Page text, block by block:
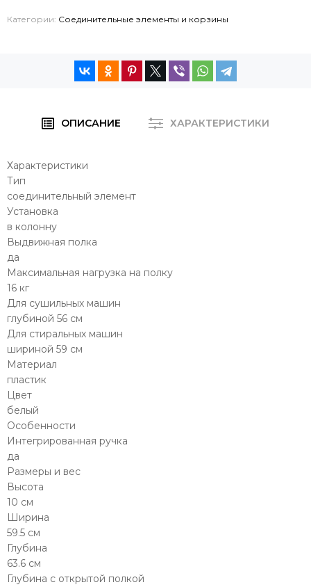
Категории: Соединительные элементы и корзины
ОПИСАНИЕ ХАРАКТЕРИСТИКИ
Характеристики
Тип
соединительный элемент
Установка
в колонну
Выдвижная полка
да
Максимальная нагрузка на полку
16 кг
Для сушильных машин
глубиной 56 см
Для стиральных машин
шириной 59 см
Материал
пластик
Цвет
белый
Особенности
Интегрированная ручка
да
Размеры и вес
Высота
10 см
Ширина
59.5 см
Глубина
63.6 см
Глубина с открытой полкой